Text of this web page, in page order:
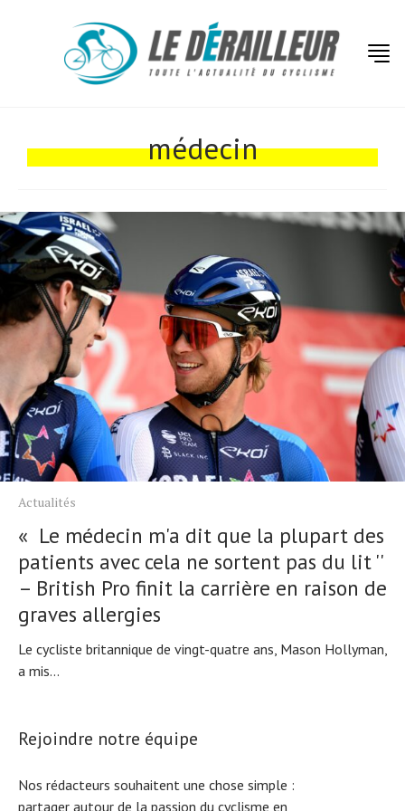
médecin
Actualités
« Le médecin m'a dit que la plupart des
patients avec cela ne sortent pas du lit ''
– British Pro finit la carrière en raison de
graves allergies
Le cycliste britannique de vingt-quatre ans, Mason Hollyman,
a mis...
Rejoindre notre équipe
Nos rédacteurs souhaitent une chose simple :
partager autour de la passion du cyclisme en
Tests de produits
Conseils
Tendances
Tous nos articles
À propos